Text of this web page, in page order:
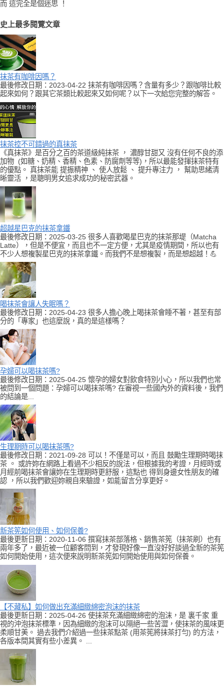
而 這完全是個迷思 ！
史上最多閱覽文章
抹茶有咖啡因嗎？
最後修改日期：2023-04-22 抹茶有咖啡因嗎？含量有多少？跟咖啡比較
起來如何？跟其它茶類比較起來又如何呢？以下一次給您完整的解答。
抹茶控不可錯過的真抹茶
《真抹茶》是百分之百的茶道級純抹茶 ， 濃醇甘甜又 沒有任何不良的添
加物 (如糖、奶精、香精、色素、防腐劑等等)，所以最能發揮抹茶特有
的優點。 真抹茶能 提振精神 、 使人放鬆 、 提升專注力 ， 幫助思緒清
晰靈活 ，是聰明男女追求成功的秘密武器。
超越星巴克的抹茶拿鐵
最後修改日期：2025-03-25 很多人喜歡喝星巴克的抹茶那堤（Matcha
Latte），但是不便宜，而且也不一定方便，尤其是疫情期間，所以也有
不少人想複製星巴克的抹茶拿鐵。而我們不是想複製，而是想超越！💪
喝抹茶會讓人失眠嗎？
最後修改日期：2025-04-23 很多人擔心晚上喝抹茶會睡不著，甚至有部
分的「專家」也這麼說，真的是這樣嗎？
孕婦可以喝抹茶嗎?
最後修改日期：2025-04-25 懷孕的婦女對飲食特別小心，所以我們也常
被問到一個問題：孕婦可以喝抹茶嗎? 在審視一些國內外的資料後，我們
的結論是...
生理期時可以喝抹茶嗎?
最後修改日期：2021-09-28 可以！不僅是可以，而且 鼓勵生理期時喝抹
茶 。 或許妳在網路上看過不少相反的說法，但根據我的考證，月經時或
月經前喝抹茶會讓妳在生理期時更舒服，這點也 得到身邊女性朋友的確
認 ，所以我們歡迎妳親自來驗證，如能留言分享更好。
新茶筅如何使用、如何保養?
最後更新日期：2020-11-06 撰寫抹茶部落格、銷售茶筅（抹茶刷）也有
兩年多了，最近被一位顧客問到，才發現好像一直沒好好談過全新的茶筅
如何開始使用，這次便來說明新茶筅如何開始使用與如何保養。
【不藏私】如何做出充滿細緻綿密泡沫的抹茶
最後更新日期：2025-04-26 使抹茶充滿細緻綿密的泡沫，是 裏千家 重
視的沖泡抹茶標準，因為細緻的泡沫可以隔絕一些苦澀，使抹茶的風味更
柔順甘美。 過去我們介紹過一些抹茶點茶 (用茶筅將抹茶打勻) 的方法，
各版本間其實有些小差異。 ...